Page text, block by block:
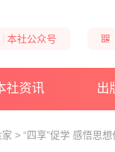
本社公众号
社资讯 出
> “四享”促学 感悟思